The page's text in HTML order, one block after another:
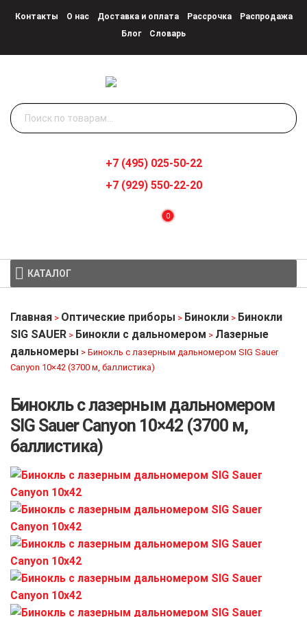
Контакты О нас Доставка и оплата Рассрочка
Распродажа
Блог
Словарь
Искать:
0
+7 (495) 025-50-22
+7 (929) 550-22-20
КАТАЛОГ
Главная > Оптические приборы > Бинокли > Бинокли
SIG SAUER > Бинокли с дальномером > Лазерные
дальномеры > Бинокль с лазерным дальномером SIG Sauer
Canyon 10×42 (3700 м, баллистика)
Бинокль с лазерным дальномером
SIG Sauer Canyon 10×42 (3700 м,
баллистика)